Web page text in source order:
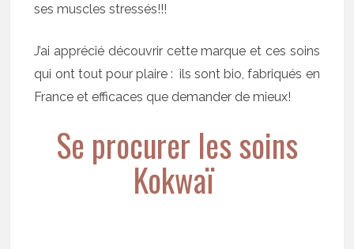
ses muscles stressés!!!
J’ai apprécié découvrir cette marque et ces soins
qui ont tout pour plaire : ils sont bio, fabriqués en
France et efficaces que demander de mieux!
Se procurer les soins
Kokwaï